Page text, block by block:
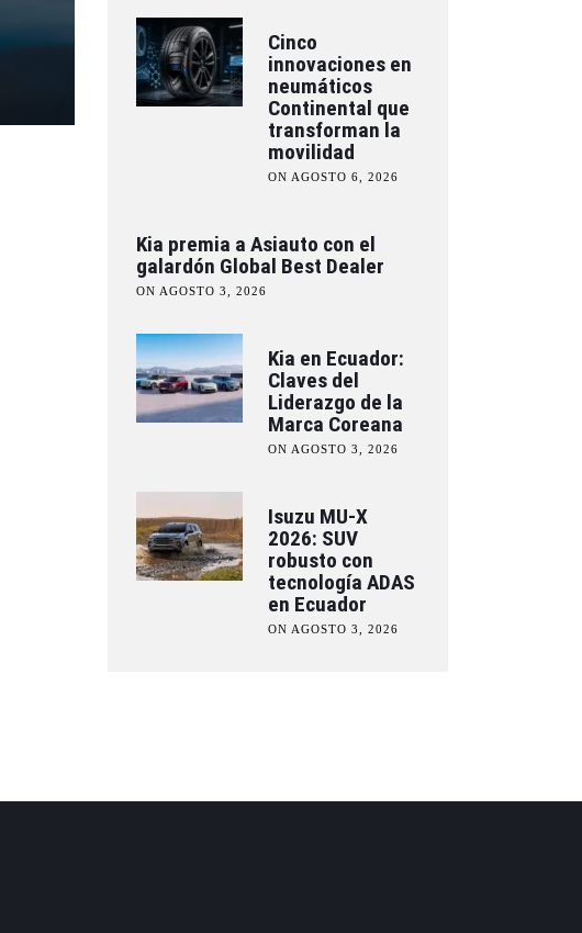
Cinco
innovaciones en
neumáticos
Continental que
transforman la
movilidad
ON AGOSTO 6, 2026
Kia premia a Asiauto con el
galardón Global Best Dealer
ON AGOSTO 3, 2026
Kia en Ecuador:
Claves del
Liderazgo de la
Marca Coreana
ON AGOSTO 3, 2026
Isuzu MU-X
2026: SUV
robusto con
tecnología ADAS
en Ecuador
ON AGOSTO 3, 2026